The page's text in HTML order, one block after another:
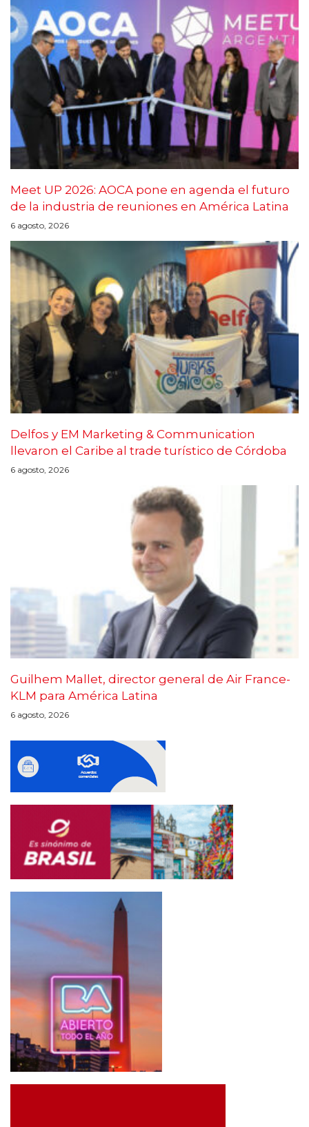
Meet UP 2026: AOCA pone en agenda el futuro
de la industria de reuniones en América Latina
6 agosto, 2026
Delfos y EM Marketing & Communication
llevaron el Caribe al trade turístico de Córdoba
6 agosto, 2026
Guilhem Mallet, director general de Air France-
KLM para América Latina
6 agosto, 2026